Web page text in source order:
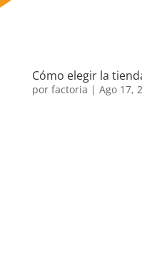
Cómo elegir la
por factoria | Ago 17,